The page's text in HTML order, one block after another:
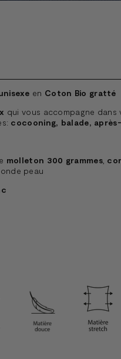
en Coton Bio gratté
qui vous accompagne dans
cocooning, balade,
molleton 300 grammes,
peau